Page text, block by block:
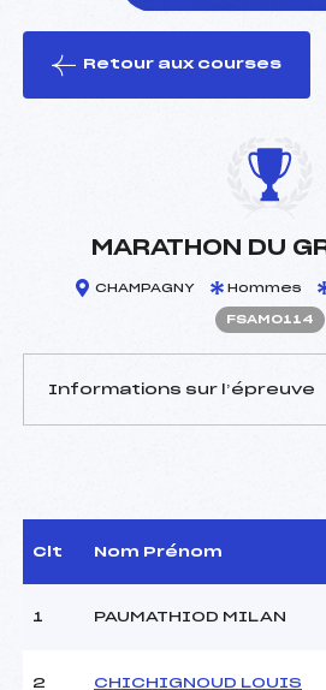
le ski
Retour aux courses
MARATHON DU
CHAMPAGNY Hommes
FSAM0114
Informations sur l’épreuve
D.T Adjoint :
Clt Nom Prénom
1 PAUMATHIOD MILAN
2 CHICHIGNOUD LOUIS